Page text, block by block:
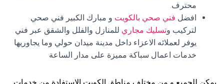
محترف.
افضل فني صحي بالكويت و مبارك الكبير فني صحي
لتركيب وتسليك مجاري للمنازل والفلل والشقق عبر فني
يوفر لعملائه الاعزاء داخل مدينة ميدان حولي وما يجاوريها
خدمات اعمال سباكة مميزة على مدار الساعة